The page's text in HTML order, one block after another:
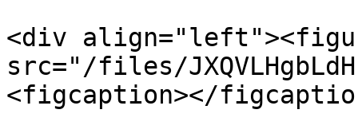
<div
src="/files/
<figcaption></